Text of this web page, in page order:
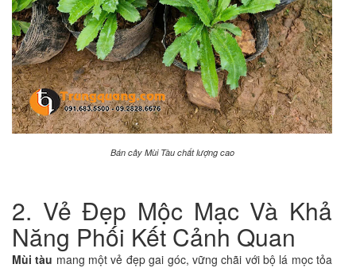
Bán cây Mùi Tàu chất lượng cao
2. Vẻ Đẹp Mộc Mạc Và Khả
Năng Phối Kết Cảnh Quan
Mùi tàu mang một vẻ đẹp gai góc, vững chãi với bộ lá mọc tỏa